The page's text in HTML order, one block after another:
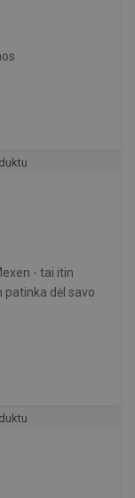
- tai itin
patinka dėl savo